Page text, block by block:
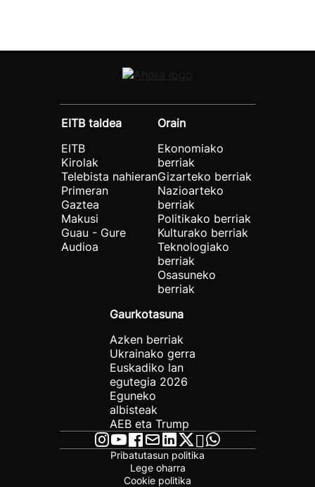
EITB taldea
EITB
Kirolak
Telebista nahieran
Primeran
Gaztea
Makusi
Guau - Gure
Audioa
Orain
Ekonomiako
berriak
Gizarteko berriak
Nazioarteko
berriak
Politikako berriak
Kulturako berriak
Teknologiako
berriak
Osasuneko
berriak
Gaurkotasuna
Azken berriak
Ukrainako gerra
Euskadiko lan
egutegia 2026
Eguneko
albisteak
AEB eta Trump
Pribatutasun politika
Lege oharra
Cookie politika